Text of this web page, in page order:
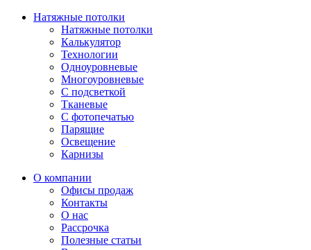
Натяжные потолки
Натяжные потолки
Калькулятор
Технологии
Одноуровневые
Многоуровневые
С подсветкой
Тканевые
С фотопечатью
Парящие
Освещение
Карнизы
О компании
Офисы продаж
Контакты
О нас
Рассрочка
Полезные статьи